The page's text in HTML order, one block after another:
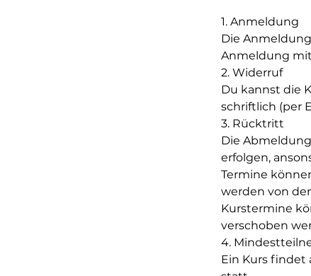
1. Anmeldung
Die
Anmeldung
2. Widerruf
Du kannst die
schriftlich (per
3. Rücktritt
Die
erfolgen,
Termine
werden von
Kurstermine
verschoben
4.
Ein Kurs findet